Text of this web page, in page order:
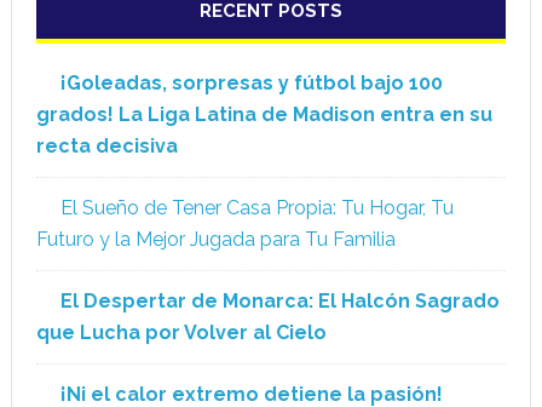
RECENT POSTS
¡Goleadas, sorpresas y fútbol bajo 100
grados! La Liga Latina de Madison entra en su
recta decisiva
El Sueño de Tener Casa Propia: Tu Hogar, Tu
Futuro y la Mejor Jugada para Tu Familia
El Despertar de Monarca: El Halcón Sagrado
que Lucha por Volver al Cielo
¡Ni el calor extremo detiene la pasión!